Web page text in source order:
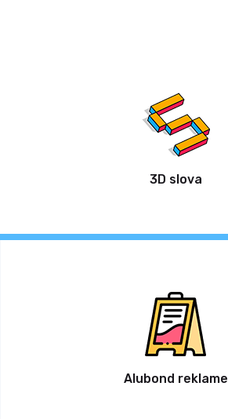
3D slova
Alubond reklame